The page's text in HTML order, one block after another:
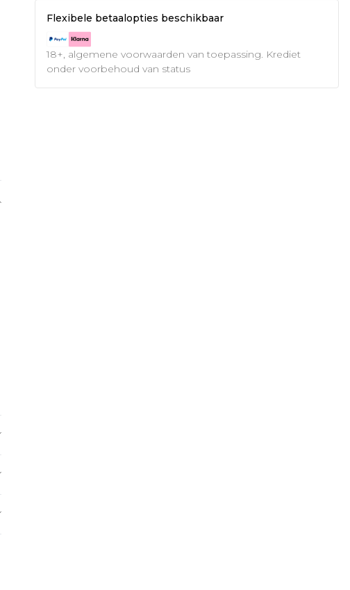
Flexibele betaalopties beschikbaar
18+, algemene voorwaarden van toepassing. Krediet
onder voorbehoud van status